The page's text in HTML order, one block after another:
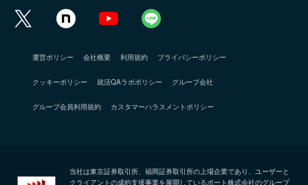
運営ポリシー 会社概要 利用規約 プライバシーポリシー
クッキーポリシー 就活QAラボポリシー グループ会社
グループ会員利用規約 カスタマーハラスメントポリシー
当社は東京証券取引所、福岡証券取引所の上場企業であり、ユーザーと
クライアントの成約支援事業を展開しているポート株式会社のグループ